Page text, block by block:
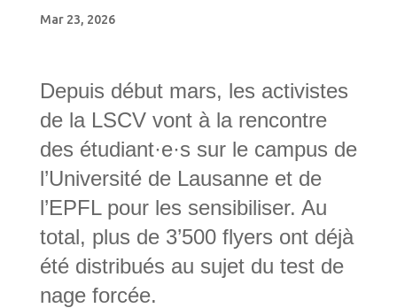
Mar 23, 2026
Depuis début mars, les activistes
de la LSCV vont à la rencontre
des étudiant·e·s sur le campus de
l’Université de Lausanne et de
l’EPFL pour les sensibiliser. Au
total, plus de 3’500 flyers ont déjà
été distribués au sujet du test de
nage forcée.